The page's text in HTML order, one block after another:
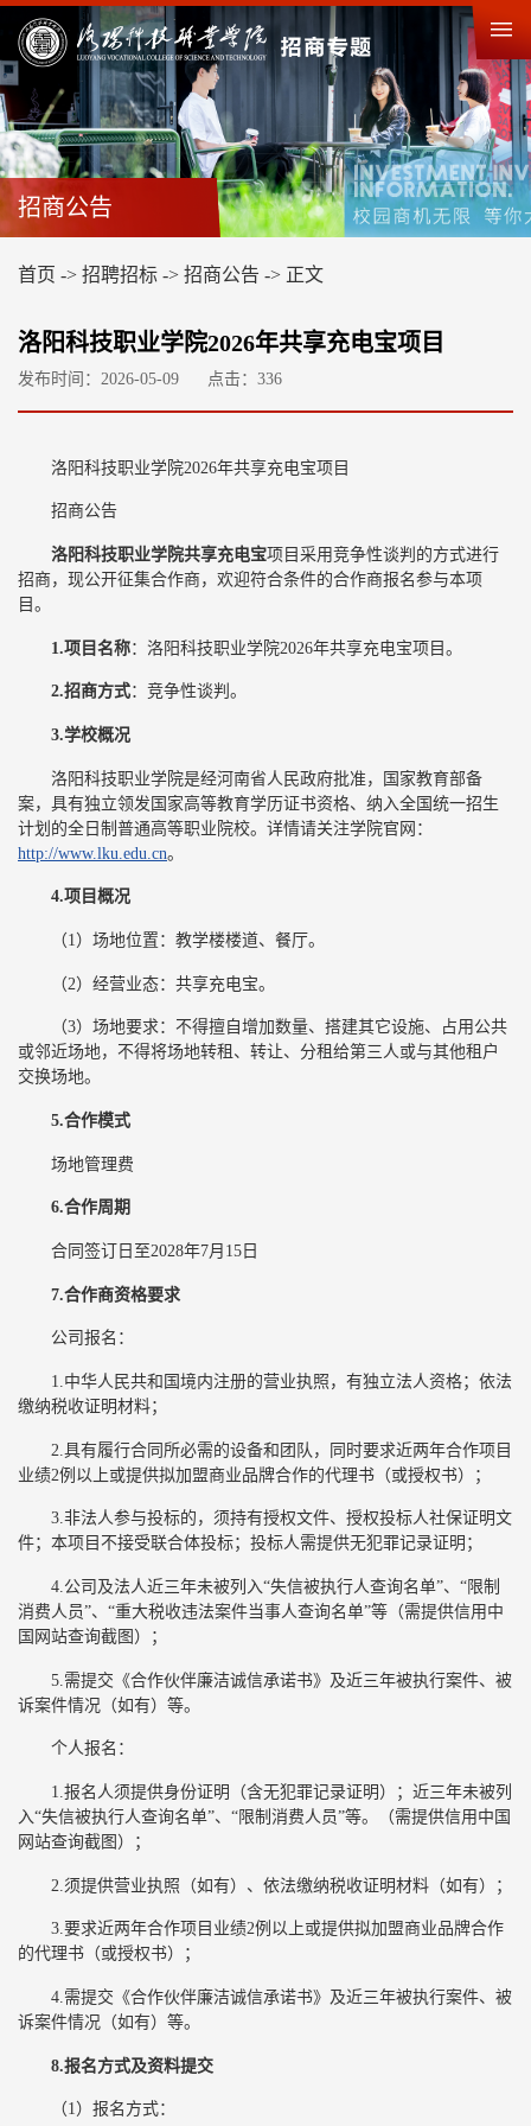
招商公告
首页 -> 招聘招标 -> 招商公告 -> 正文
洛阳科技职业学院2026年共享充电宝项目
发布时间：2026-05-09 点击： 336
洛阳科技职业学院2026年共享充电宝项目
招商公告
洛阳科技职业学院共享充电宝项目采用竞争性谈判的方式进行
招商，现公开征集合作商，欢迎符合条件的合作商报名参与本项
目。
1.项目名称：洛阳科技职业学院2026年共享充电宝项目。
2.招商方式：竞争性谈判。
3.学校概况
洛阳科技职业学院是经河南省人民政府批准，国家教育部备
案，具有独立领发国家高等教育学历证书资格、纳入全国统一招生
计划的全日制普通高等职业院校。详情请关注学院官网：
http://www.lku.edu.cn。
4.项目概况
（1）场地位置：教学楼楼道、餐厅。
（2）经营业态：共享充电宝。
（3）场地要求：不得擅自增加数量、搭建其它设施、占用公共
或邻近场地，不得将场地转租、转让、分租给第三人或与其他租户
交换场地。
5.合作模式
场地管理费
6.合作周期
合同签订日至2028年7月15日
7.合作商资格要求
公司报名：
1.中华人民共和国境内注册的营业执照，有独立法人资格；依法
缴纳税收证明材料；
2.具有履行合同所必需的设备和团队，同时要求近两年合作项目
业绩2例以上或提供拟加盟商业品牌合作的代理书（或授权书）；
3.非法人参与投标的，须持有授权文件、授权投标人社保证明文
件；本项目不接受联合体投标；投标人需提供无犯罪记录证明；
4.公司及法人近三年未被列入“失信被执行人查询名单”、“限制
消费人员”、“重大税收违法案件当事人查询名单”等（需提供信用中
国网站查询截图）；
5.需提交《合作伙伴廉洁诚信承诺书》及近三年被执行案件、被
诉案件情况（如有）等。
个人报名：
1.报名人须提供身份证明（含无犯罪记录证明）；近三年未被列
入“失信被执行人查询名单”、“限制消费人员”等。（需提供信用中国
网站查询截图）；
2.须提供营业执照（如有）、依法缴纳税收证明材料（如有）；
3.要求近两年合作项目业绩2例以上或提供拟加盟商业品牌合作
的代理书（或授权书）；
4.需提交《合作伙伴廉洁诚信承诺书》及近三年被执行案件、被
诉案件情况（如有）等。
8.报名方式及资料提交
（1）报名方式：